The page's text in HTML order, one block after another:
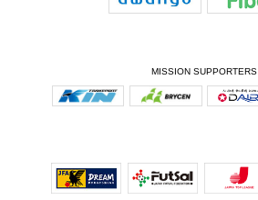
MISSION SUPPORTERS